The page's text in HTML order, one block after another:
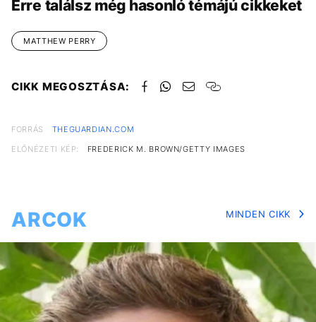
Erre találsz még hasonló témájú cikkeket
MATTHEW PERRY
CIKK MEGOSZTÁSA:
FORRÁS
THEGUARDIAN.COM
ELŐNÉZETI KÉP:
FREDERICK M. BROWN/GETTY IMAGES
ARCOK MINDEN CIKK